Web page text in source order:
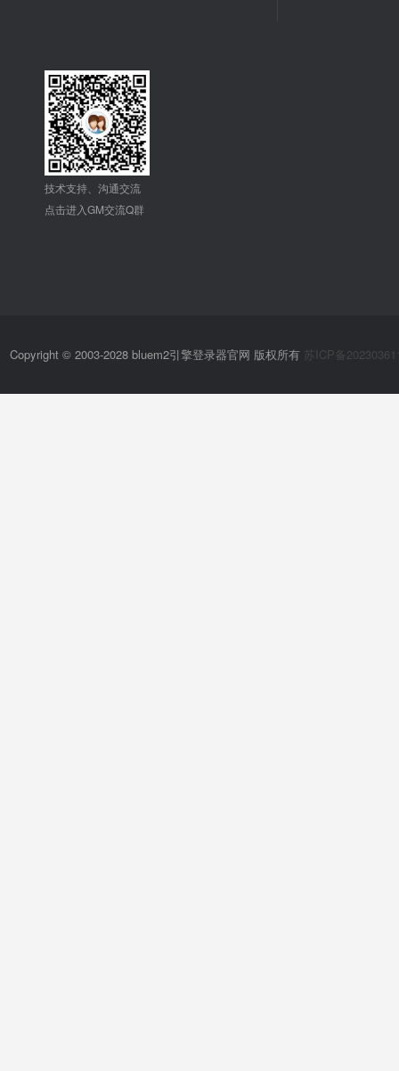
技术支持、沟通交流
点击进入GM交流Q群
Copyright © 2003-2028 bluem2引擎登录器官网 版权所有 苏ICP备